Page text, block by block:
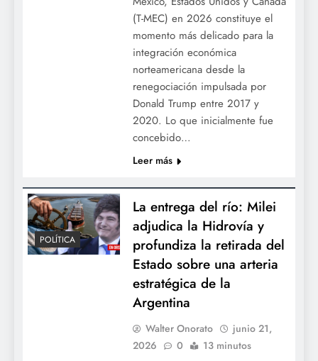
(T-MEC) en 2026 constituye el
momento más delicado para la
integración económica
norteamericana desde la
renegociación impulsada por
Donald Trump entre 2017 y
2020. Lo que inicialmente fue
concebido…
Leer más
POLÍTICA
La entrega del río: Milei
adjudica la Hidrovía y
profundiza la retirada del
Estado sobre una arteria
estratégica de la
Argentina
Walter Onorato
junio 21,
2026
0 13 minutos